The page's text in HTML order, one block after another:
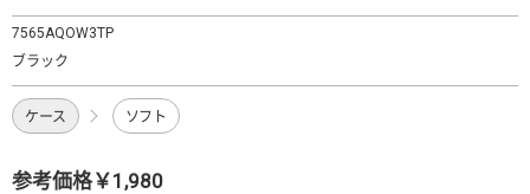
7565AQOW3TP
ブラック
ケース ソフト
参考価格￥1,980